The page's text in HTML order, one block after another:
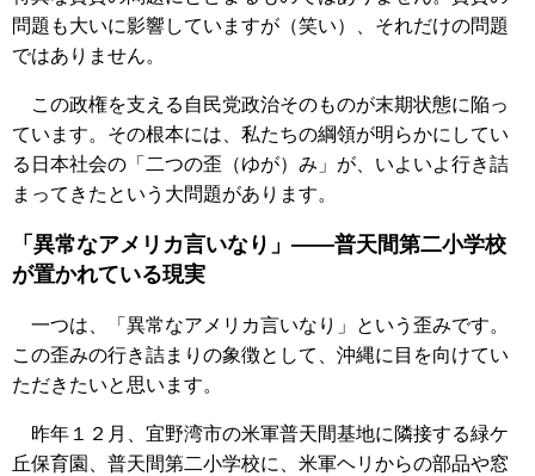
問題も大いに影響していますが（笑い）、それだけの問題
ではありません。
この政権を支える自民党政治そのものが末期状態に陥っ
ています。その根本には、私たちの綱領が明らかにしてい
る日本社会の「二つの歪（ゆが）み」が、いよいよ行き詰
まってきたという大問題があります。
「異常なアメリカ言いなり」――普天間第二小学校
が置かれている現実
一つは、「異常なアメリカ言いなり」という歪みです。
この歪みの行き詰まりの象徴として、沖縄に目を向けてい
ただきたいと思います。
昨年１２月、宜野湾市の米軍普天間基地に隣接する緑ケ
丘保育園、普天間第二小学校に、米軍ヘリからの部品や窓